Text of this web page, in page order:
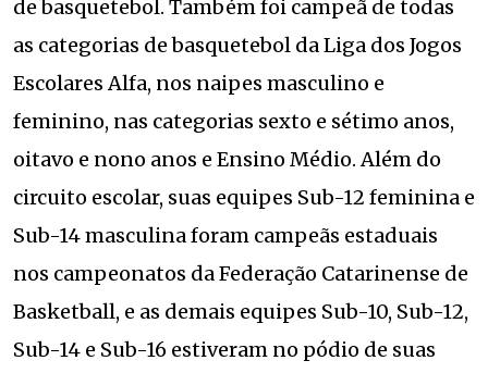
de basquetebol. Também foi campeã de todas
as categorias de basquetebol da Liga dos Jogos
Escolares Alfa, nos naipes masculino e
feminino, nas categorias sexto e sétimo anos,
oitavo e nono anos e Ensino Médio. Além do
circuito escolar, suas equipes Sub-12 feminina e
Sub-14 masculina foram campeãs estaduais
nos campeonatos da Federação Catarinense de
Basketball, e as demais equipes Sub-10, Sub-12,
Sub-14 e Sub-16 estiveram no pódio de suas